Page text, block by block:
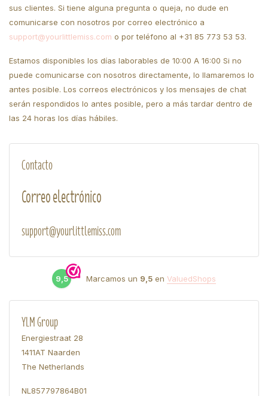
sus clientes. Si tiene alguna pregunta o queja, no dude en
comunicarse con nosotros por correo electrónico a
support@yourlittlemiss.com o por teléfono al +31 85 773 53 53.
Estamos disponibles los días laborables de 10:00 A 16:00 Si no
puede comunicarse con nosotros directamente, lo llamaremos lo
antes posible. Los correos electrónicos y los mensajes de chat
serán respondidos lo antes posible, pero a más tardar dentro de
las 24 horas los días hábiles.
Contacto
Correo electrónico
support@yourlittlemiss.com
9,5 Marcamos un 9,5 en ValuedShops
YLM Group
Energiestraat 28
1411AT Naarden
The Netherlands
NL857797864B01